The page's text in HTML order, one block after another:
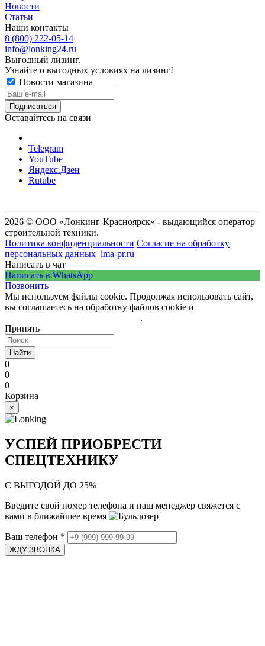
Новости
Статьи
Наши контакты
8 (800) 222-05-14
info@lonking24.ru
Выгодный лизинг.
Узнайте о выгодных условиях на лизинг!
Новости магазина
Оставайтесь на связи
Telegram
YouTube
Яндекс.Дзен
Rutube
2026 © ООО «Лонкинг-Красноярск» - выдающийся оператор
строительной техники.
Политика конфиденциальности Согласие на обработку
персональных данных ima-pr.ru
Написать в чат
Написать в WhatsApp
Позвонить
Мы используем файлы cookie. Продолжая использовать сайт,
вы соглашаетесь на обработку файлов cookie и
.
Принять
Найти
0
0
0
Корзина
×
УСПЕЙ ПРИОБРЕСТИ
СПЕЦТЕХНИКУ
С ВЫГОДОЙ ДО 25%
Введите свой номер телефона и наш менеджер свяжется с
вами в ближайшее время
Ваш телефон *